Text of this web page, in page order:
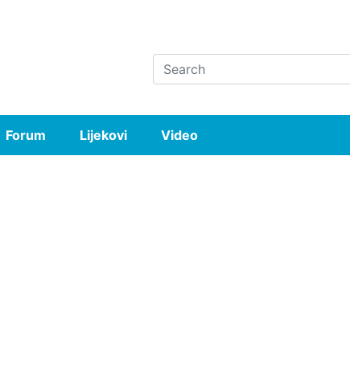
Search
Forum Lijekovi Video